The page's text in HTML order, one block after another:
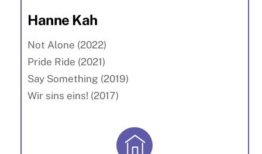
Hanne Kah
Not Alone (2022)
Pride Ride (2021)
Say Something (2019)
Wir sins eins! (2017)